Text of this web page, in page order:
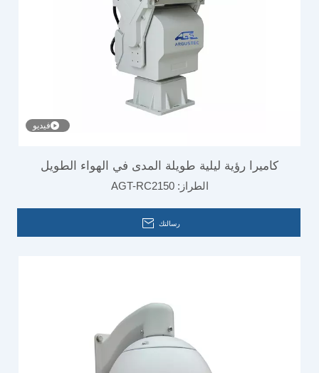
فيديو
كاميرا رؤية ليلية طويلة المدى في الهواء الطويل
الطراز: AGT-RC2150
رسالتك